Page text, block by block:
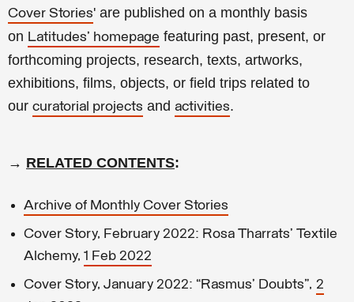
Cover Stories' are published on a monthly basis
on Latitudes' homepage featuring past, present, or
forthcoming projects, research, texts, artworks,
exhibitions, films, objects, or field trips related to
our curatorial projects and activities.
→ RELATED CONTENTS:
Archive of Monthly Cover Stories
Cover Story, February 2022: Rosa Tharrats’ Textile
Alchemy, 1 Feb 2022
Cover Story, January 2022: “Rasmus’ Doubts”, 2